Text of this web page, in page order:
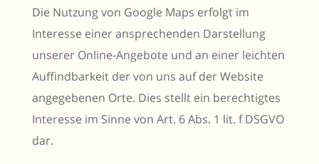
Die Nutzung von Google Maps erfolgt im
Interesse einer ansprechenden Darstellung
unserer Online-Angebote und an einer leichten
Auffindbarkeit der von uns auf der Website
angegebenen Orte. Dies stellt ein berechtigtes
Interesse im Sinne von Art. 6 Abs. 1 lit. f DSGVO
dar.